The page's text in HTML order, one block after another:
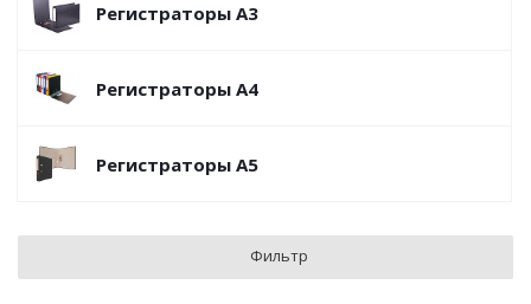
Регистраторы А3
Регистраторы А4
Регистраторы А5
Фильтр